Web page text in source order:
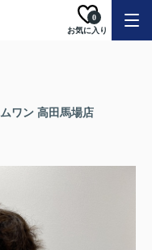
お気に入り
0
ワン 高田馬場店